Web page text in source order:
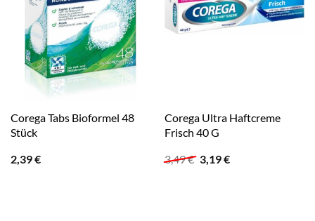
Corega Tabs Bioformel 48
Stück
2,39€
Corega Ultra Haftcreme
Frisch 40 G
3,49€ Ursprünglicher
Preis
3,19€Aktueller